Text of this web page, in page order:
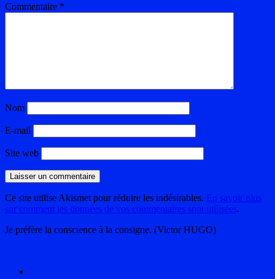
Commentaire *
Nom
E-mail
Site web
Ce site utilise Akismet pour réduire les indésirables. En savoir plus
sur comment les données de vos commentaires sont utilisées.
Je préfère la conscience à la consigne. (Victor HUGO)